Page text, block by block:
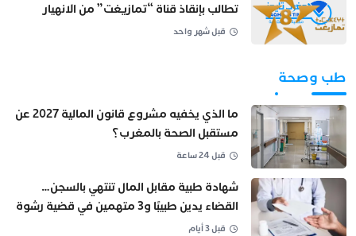
تطالب بإنقاذ قناة “تمازيغت” من الانهيار
الثقافي
قبل شهر واحد
طب وصحة
ما الذي يخفيه مشروع قانون المالية 2027 عن
مستقبل الصحة بالمغرب؟
قبل 24 ساعة
شهادة طبية مقابل المال تنتهي بالسجن…
القضاء يدين طبيبًا و3 متهمين في قضية رشوة
ببني ملال
قبل 3 أيام